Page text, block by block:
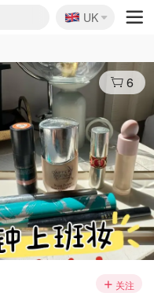
🇬🇧
UK
6
关注